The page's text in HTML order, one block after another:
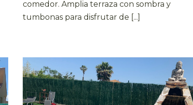
comedor. Amplia terraza con sombra y
tumbonas para disfrutar de [...]